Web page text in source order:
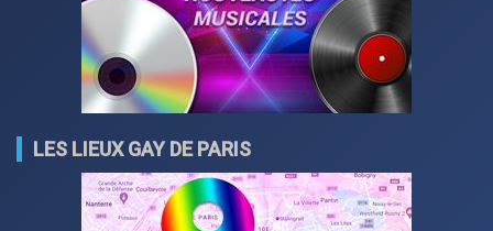
LES LIEUX GAY DE PARIS